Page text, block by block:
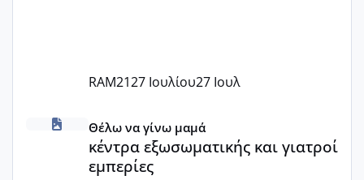
RAM2127 Ιουλίου27 Ιουλ
κέντρα εξωσωματικής και γιατροί εμπερίες
Θέλω να γίνω μαμά
κέντρα εξωσωματικής και γιατροί
εμπερίες